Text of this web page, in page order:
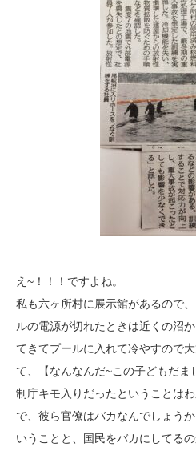
え~！！！ですよね。
私も六ヶ所村に展示館があるので
ルの電源が切れたときは近くの沼
てきてプールに入れて冷やすので
て、【なんなんだ~この子どもだま
制庁キモ入りだったということはわ
で、彼ら官僚はバカなんでしょう
いうことと、国民をバカにしてる